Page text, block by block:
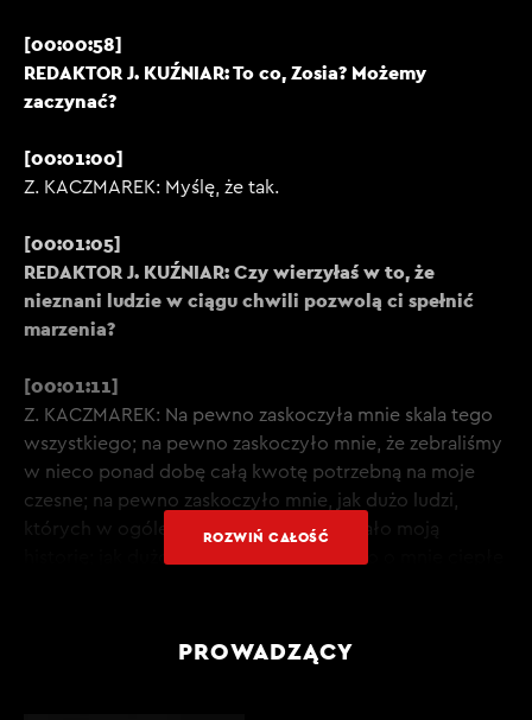
[00:00:58]
REDAKTOR J. KUŹNIAR: To co, Zosia? Możemy
zaczynać?
[00:01:00]
Z. KACZMAREK: Myślę, że tak.
[00:01:05]
REDAKTOR J. KUŹNIAR: Czy wierzyłaś w to, że
nieznani ludzie w ciągu chwili pozwolą ci spełnić
marzenia?
[00:01:11]
Z. KACZMAREK: Na pewno zaskoczyła mnie skala tego
wszystkiego; na pewno zaskoczyło mnie, że zebraliśmy
w nieco ponad dobę całą kwotę potrzebną na moje
czesne; na pewno zaskoczyło mnie, jak dużo ludzi,
których w ogóle nie znałam, udostępniało moją
mieszany, a ta pozytywna energia, którą dostałam, po
ROZWIŃ CAŁOŚĆ
PROWADZĄCY